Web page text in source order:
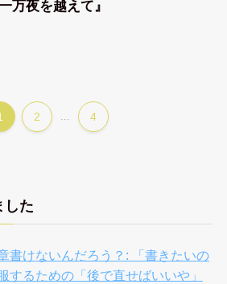
夜を越えて』
2 ... 4
した
書けないんだろう？: 「書きたいの
するための「後で直せばいいや」